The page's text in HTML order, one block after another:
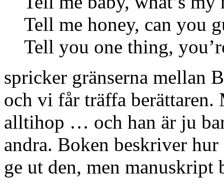
Tell me honey, can you
Tell you one thing,
spricker gränserna mellan
och vi får träffa berättaren.
alltihop … och han är ju
andra. Boken beskriver
ge ut den, men